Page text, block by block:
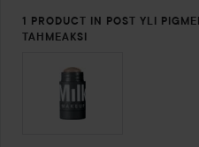
1 PRODUCT IN POST YLI
TAHMEAKSI